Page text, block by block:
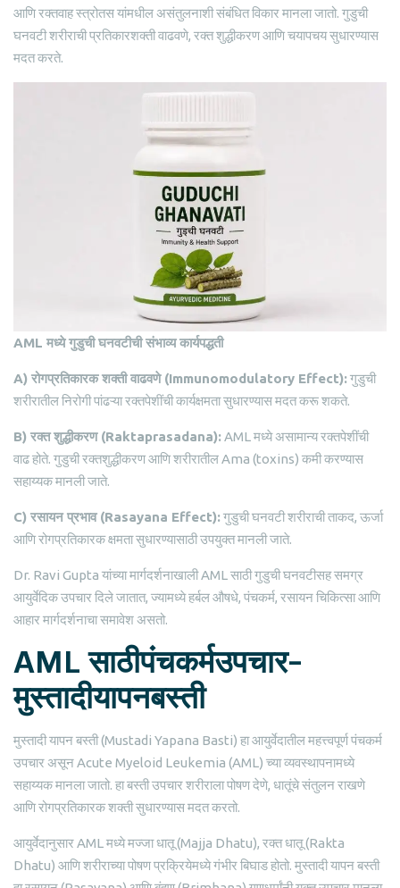
आणि रक्तवाह स्त्रोतस यांमधील असंतुलनाशी संबंधित विकार मानला जातो. गुडुची
घनवटी शरीराची प्रतिकारशक्ती वाढवणे, रक्त शुद्धीकरण आणि चयापचय सुधारण्यास
मदत करते.
AML मध्ये गुडुची घनवटीची संभाव्य कार्यपद्धती
A) रोगप्रतिकारक शक्ती वाढवणे(Immunomodulatory Effect):गुडुची
शरीरातील निरोगी पांढऱ्या रक्तपेशींची कार्यक्षमता सुधारण्यास मदत करू शकते.
B) रक्त शुद्धीकरण(Raktaprasadana):AML मध्ये असामान्य रक्तपेशींची
वाढ होते. गुडुची रक्तशुद्धीकरण आणि शरीरातील Ama (toxins) कमी करण्यास
सहाय्यक मानली जाते.
C) रसायन प्रभाव(Rasayana Effect):गुडुची घनवटी शरीराची ताकद, ऊर्जा
आणि रोगप्रतिकारक क्षमता सुधारण्यासाठी उपयुक्त मानली जाते.
Dr. Ravi Gupta यांच्या मार्गदर्शनाखाली AML साठी गुडुची घनवटीसह समग्र
आयुर्वेदिक उपचार दिले जातात, ज्यामध्ये हर्बल औषधे, पंचकर्म, रसायन चिकित्सा आणि
आहार मार्गदर्शनाचा समावेश असतो.
AML साठीपंचकर्मउपचार–
मुस्तादीयापनबस्ती
मुस्तादी यापन बस्ती (Mustadi Yapana Basti) हा आयुर्वेदातील महत्त्वपूर्ण पंचकर्म
उपचार असून Acute Myeloid Leukemia (AML) च्या व्यवस्थापनामध्ये
सहाय्यक मानला जातो. हा बस्ती उपचार शरीराला पोषण देणे, धातूंचे संतुलन राखणे
आणि रोगप्रतिकारक शक्ती सुधारण्यास मदत करतो.
आयुर्वेदानुसार AML मध्ये मज्जा धातू (Majja Dhatu), रक्त धातू (Rakta
Dhatu) आणि शरीराच्या पोषण प्रक्रियेमध्ये गंभीर बिघाड होतो. मुस्तादी यापन बस्ती